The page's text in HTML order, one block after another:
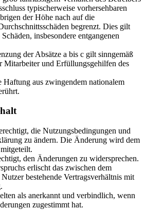
typischerweise vorhersehbaren
der Höhe nach auf die
begrenzt. Dies gilt
insbesondere entgangenen
der Absätze a bis c gilt sinngemäß
Mitarbeiter und Erfüllungsgehilfen des
Haftung aus zwingendem nationalem
die Nutzungsbedingungen und
zu ändern. Die Änderung wird dem
den Änderungen zu widersprechen.
erlischt das zwischen dem
bestehende Vertragsverhältnis mit
als anerkannt und verbindlich, wenn
zugestimmt hat.